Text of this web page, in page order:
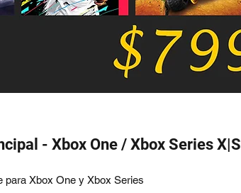
- Xbox One / Xbox Series X|S
para Xbox One y Xbox Series